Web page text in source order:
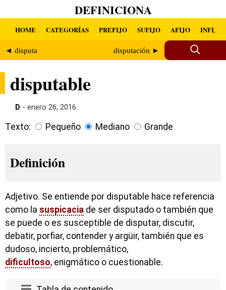
DEFINICIONA
HOME CATEGORÍAS PREFIJO SUFIJO AFIJO INFIJO
◄ disputa disputación ►
disputable
D - enero 26, 2016
Texto: Pequeño Mediano Grande
Definición
Adjetivo. Se entiende por disputable hace referencia
como la suspicacia de ser disputado o también que
se puede o es susceptible de disputar, discutir,
debatir, porfiar, contender y argüir, también que es
dudoso, incierto, problemático,
dificultoso, enigmático o cuestionable.